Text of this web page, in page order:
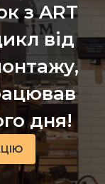
з ART
від
дня!